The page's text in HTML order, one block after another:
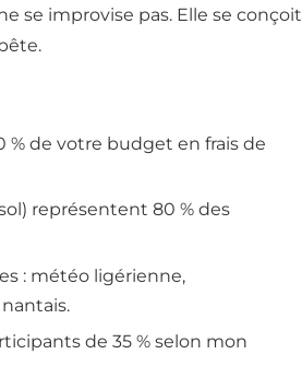
se improvise pas. Elle se conçoit
de votre budget en frais de
représentent 80 % des
: météo ligérienne,
de 35 % selon mon